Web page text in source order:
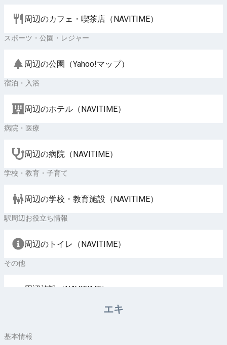
周辺のカフェ・喫茶店（NAVITIME）
スポーツ・公園・レジャー
周辺の公園（Yahoo!マップ）
宿泊・入浴
周辺のホテル（NAVITIME）
病院・医療
周辺の病院（NAVITIME）
学校・教育・子育て
周辺の学校・教育施設（NAVITIME）
駅周辺お役立ち情報
周辺のトイレ（NAVITIME）
その他
周辺施設（NAVITIME）
エキ
基本情報